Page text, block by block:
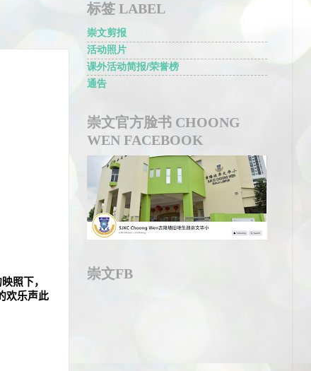
照下，
欢乐声此
标签 LABEL
崇文剪报
活动照片
课外活动简报/荣誉榜
通告
崇文官方脸书 CHOONG
WEN FACEBOOK
崇文FB